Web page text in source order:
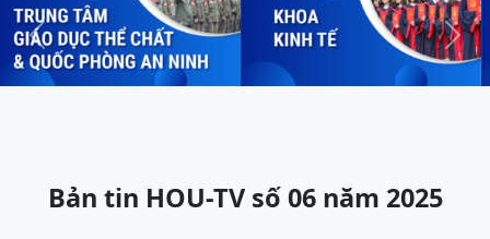
Previous Next
Bản tin HOU-TV số 06 năm 2025